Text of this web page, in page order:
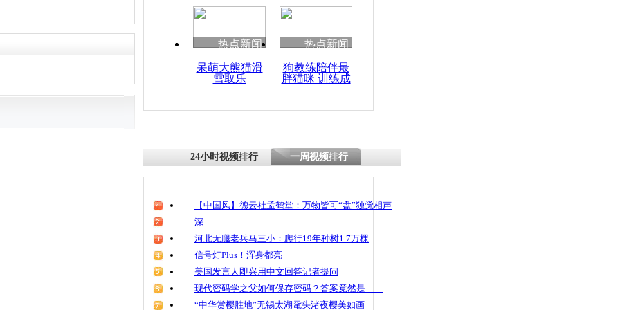
热点新闻
呆萌大熊猫滑
雪取乐
热点新闻
狗教练陪伴最
胖猫咪 训练成
24小时视频排行 一周视频排行
【中国风】德云社孟鹤堂：万物皆可“盘”独觉相声
深
河北无腿老兵马三小：爬行19年种树1.7万棵
信号灯Plus！浑身都亮
美国发言人即兴用中文回答记者提问
现代密码学之父如何保存密码？答案竟然是……
“中华赏樱胜地”无锡太湖鼋头渚夜樱美如画